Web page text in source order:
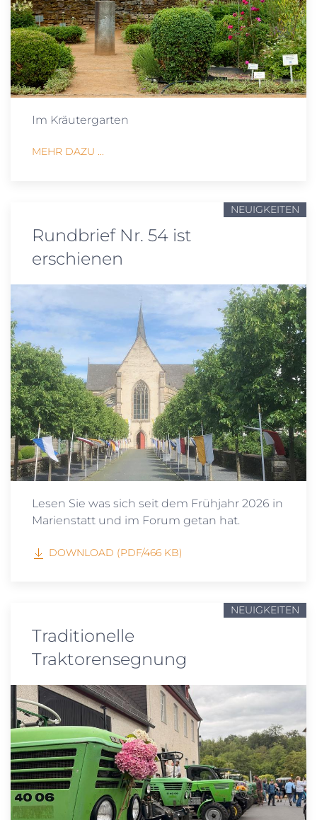
Im Kräutergarten
MEHR DAZU ...
NEUIGKEITEN
Rundbrief Nr. 54 ist
erschienen
Lesen Sie was sich seit dem Frühjahr 2026 in
Marienstatt und im Forum getan hat.
DOWNLOAD (PDF/466 KB)
NEUIGKEITEN
Traditionelle
Traktorensegnung